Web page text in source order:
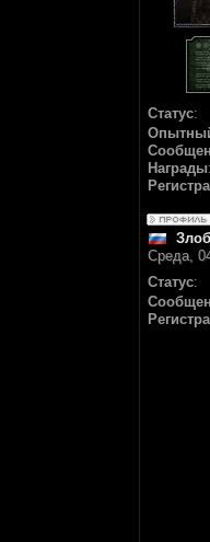
Статус:
Награды:
Среда,
Статус: